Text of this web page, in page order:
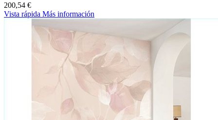
200,54 €
Vista rápida Más información